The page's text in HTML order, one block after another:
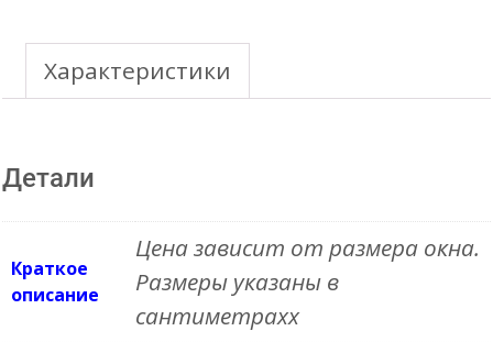
(группа
2)
Характеристики
Детали
Краткое
описание
Цена зависит от размера окна.
Размеры указаны в
сантиметрахх